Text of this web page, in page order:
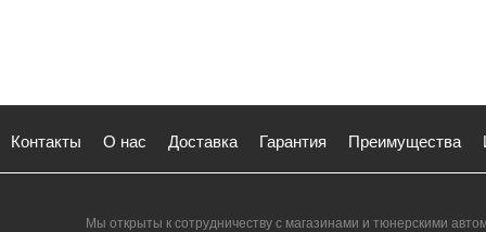
Контакты О нас Доставка Гарантия Преимущества
Мы открыты к сотрудничеству с магазинами и тюнерскими